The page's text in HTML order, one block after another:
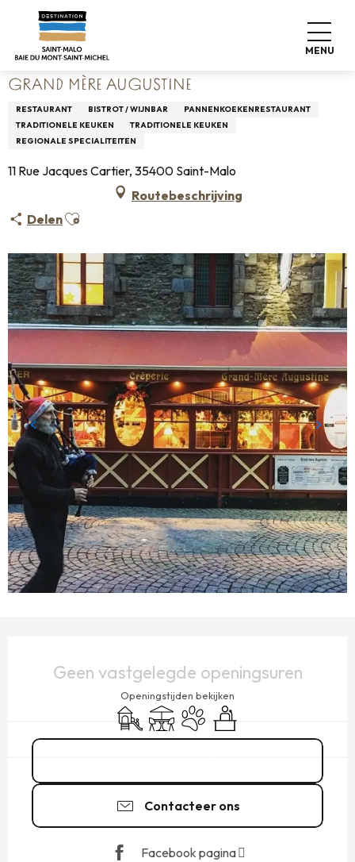
contenu
MENU
Home Wonen zoals thuis
Restaurants
Grand Mère Augustine
GRAND MÈRE AUGUSTINE
RESTAURANT BISTROT / WIJNBAR
PANNENKOEKENRESTAURANT
TRADITIONELE KEUKEN
TRADITIONELE KEUKEN
REGIONALE SPECIALITEITEN
11 Rue Jacques Cartier, 35400 Saint-Malo
Routebeschrijving
DelenAjouter aux favoris
Geen vastgelegde openingsuren
Openingstijden bekijken
Kinderspelen / Speelruimte
Terras Dieren toegelaten
Seminars
Contacteer ons
Facebook pagina